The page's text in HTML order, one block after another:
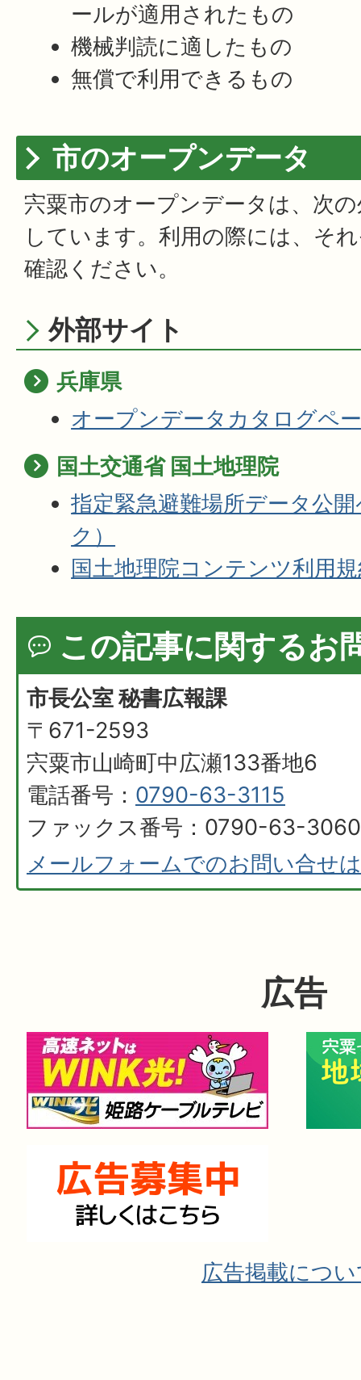
ールが適用されたもの
機械判読に適したもの
無償で利用できるもの
市のオープンデータ
宍粟市のオープンデータは、次
しています。利用の際には、そ
確認ください。
外部サイト
兵庫県
オープンデータカタログペ
国土交通省 国土地理院
指定緊急避難場所データ公
ク）
国土地理院コンテンツ利用
この記事に関するお
市長公室 秘書広報課
〒671-2593
宍粟市山崎町中広瀬133番地6
電話番号： 0790-63-3115
ファックス番号：0790-63-3060
メールフォームでのお問い合せ
広告
広告掲載につ